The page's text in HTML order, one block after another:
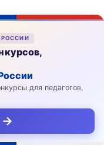
РОССИИ
для педагогов,
→